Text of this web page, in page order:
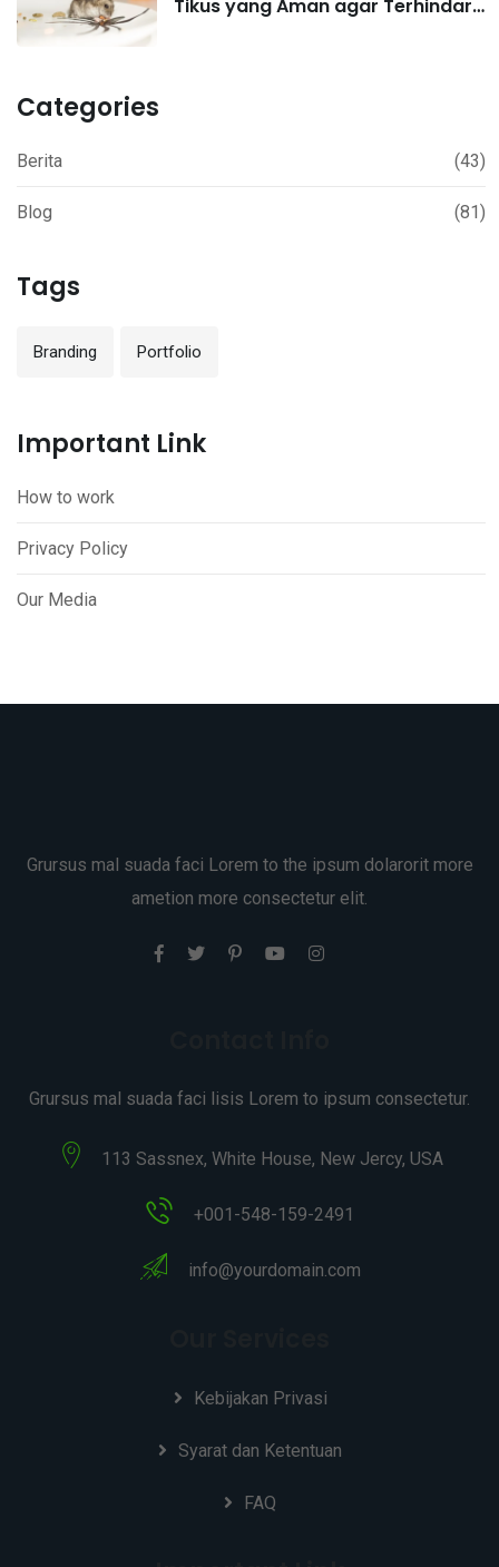
Tikus yang Aman agar Terhindar
Categories
Berita (43)
Blog (81)
Tags
Branding Portfolio
Important Link
How to work
Privacy Policy
Our Media
Grursus mal suada faci Lorem to the ipsum dolarorit more
ametion more consectetur elit.
Grursus mal suada faci lisis Lorem to ipsum consectetur.
113 Sassnex, White House, New Jercy, USA
+001-548-159-2491
info@yourdomain.com
Kebijakan Privasi
Syarat dan Ketentuan
FAQ